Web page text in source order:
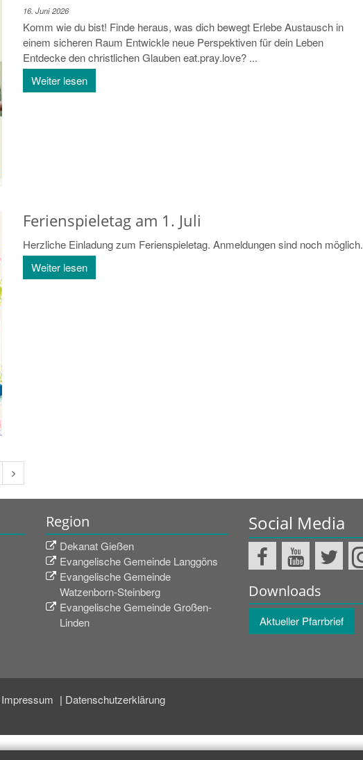
16. Juni 2026
Komm wie du bist! Finde heraus, was dich bewegt Erlebe Austausch in
einem sicheren Raum Entwickle neue Perspektiven für dein Leben
Entdecke den christlichen Glauben eat.pray.love? ...
Weiter lesen
Ferienspieletag am 1. Juli
Herzliche Einladung zum Ferienspieletag. Anmeldungen sind noch möglich.
Weiter lesen
Nächste
Seite
Region
Dekanat Gießen
Evangelische Gemeinde Langgöns
Evangelische Gemeinde
Watzenborn-Steinberg
Evangelische Gemeinde Großen-
Linden
Social Media
Downloads
Aktueller Pfarrbrief
Impressum Datenschutzerklärung